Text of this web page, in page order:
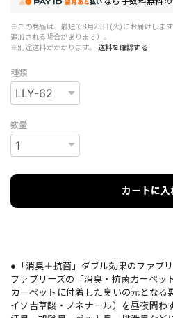
※この商品は、最短で8月25日(火)にお届けしま
追加される場合があります）。
※別途送料がかかります。
送料を確認する
種類
数量
カートに入
●「消臭＋抗菌」ダブル効果のファブ
ファブリーズの「消臭・抗菌カーペッ
カーペットに付着した臭いの元となる
イソ吉草酸・ノネナール）を昼夜問わ